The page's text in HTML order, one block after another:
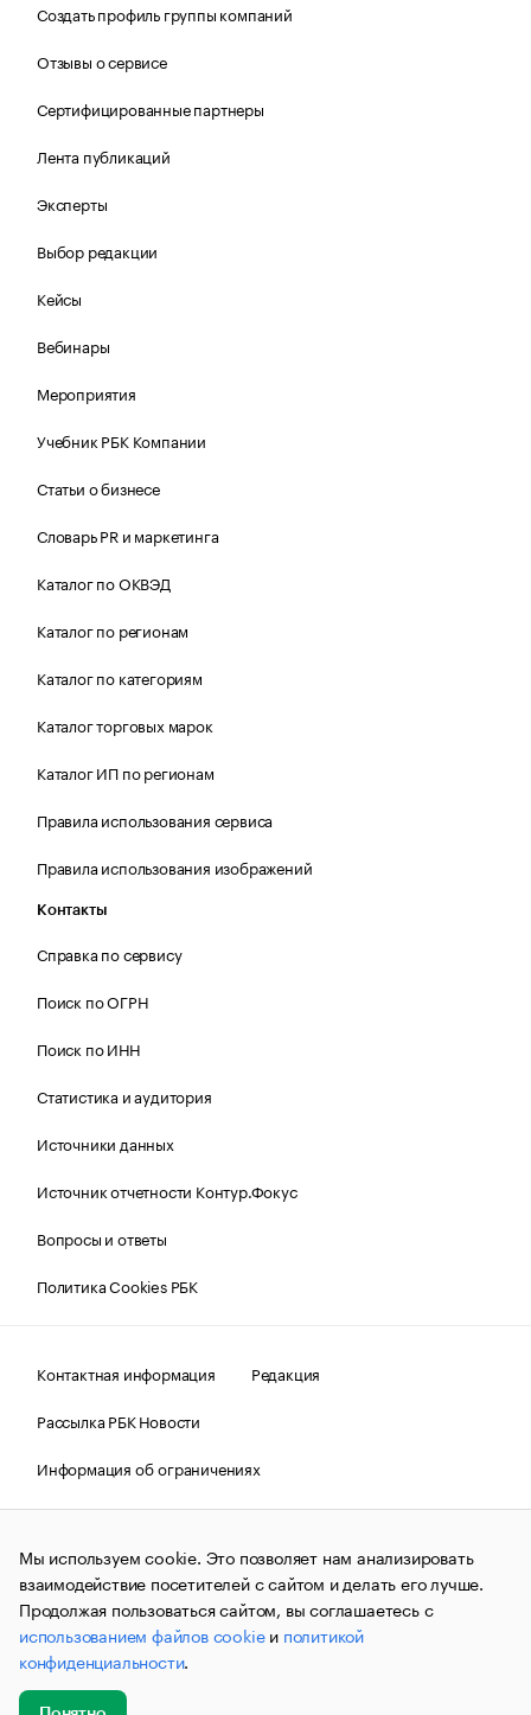
Создать профиль группы компаний
Отзывы о сервисе
Сертифицированные партнеры
Лента публикаций
Эксперты
Выбор редакции
Кейсы
Вебинары
Мероприятия
Учебник РБК Компании
Статьи о бизнесе
Словарь PR и маркетинга
Каталог по ОКВЭД
Каталог по регионам
Каталог по категориям
Каталог торговых марок
Каталог ИП по регионам
Правила использования сервиса
Правила использования изображений
Контакты
Справка по сервису
Поиск по ОГРН
Поиск по ИНН
Статистика и аудитория
Источники данных
Источник отчетности Контур.Фокус
Вопросы и ответы
Политика Cookies РБК
Контактная информация
Редакция
Рассылка РБК Новости
Информация об ограничениях
Правовая информация
О соблюдении авторских прав
© АО «РОСБИЗНЕСКОНСАЛТИНГ»,1995–2026.Сообщения
и материалы информационного агентства «РБК»
(зарегистрировано Федеральной службой по надзору в сфере
связи, информационных технологий и массовых
коммуникаций (Роскомнадзор) 09.12.2015 за номером ИА
№ФС77-63848) сопровождаются пометкой «РБК». Отдельные
публикации могут содержать информацию,
не предназначенную для пользователей
Мы используем cookie. Это позволяет нам анализировать
взаимодействие посетителей с сайтом и делать его лучше.
Продолжая пользоваться сайтом, вы соглашаетесь с
использованием файлов cookieи политикой
конфиденциальности.